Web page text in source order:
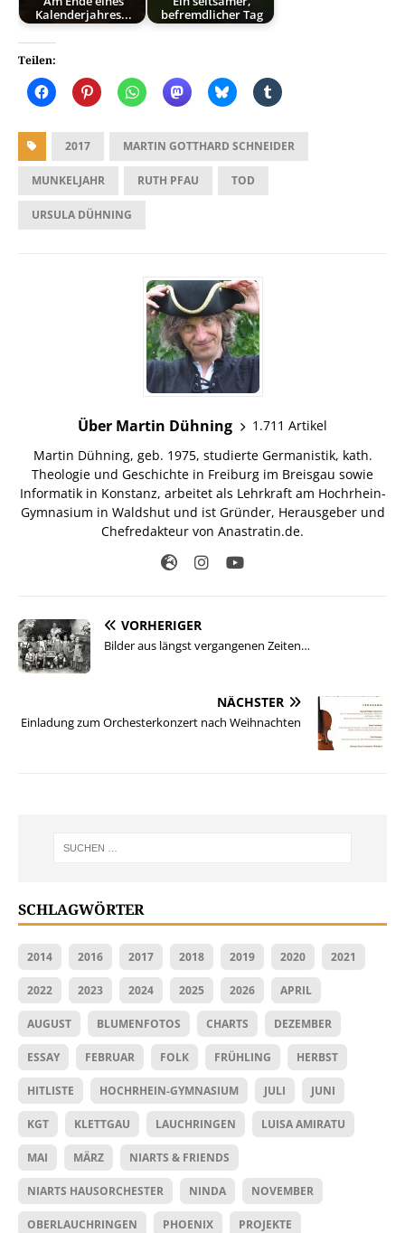
Kalenderjahres...
befremdlicher Tag
Teilen:
2017 MARTIN GOTTHARD SCHNEIDER
MUNKELJAHR RUTH PFAU TOD
URSULA DÜHNING
Über Martin Dühning
1.711 Artikel
Martin Dühning, geb. 1975, studierte Germanistik, kath.
Theologie und Geschichte in Freiburg im Breisgau sowie
Informatik in Konstanz, arbeitet als Lehrkraft am Hochrhein-
Gymnasium in Waldshut und ist Gründer, Herausgeber und
Chefredakteur von Anastratin.de.
VORHERIGER
Bilder aus längst vergangenen Zeiten…
NÄCHSTER
Einladung zum Orchesterkonzert nach Weihnachten
SCHLAGWÖRTER
2014 2016 2017 2018 2019 2020 2021
2022 2023 2024 2025 2026 APRIL
AUGUST BLUMENFOTOS CHARTS DEZEMBER
ESSAY FEBRUAR FOLK FRÜHLING HERBST
HITLISTE HOCHRHEIN-GYMNASIUM JULI JUNI
KGT KLETTGAU LAUCHRINGEN LUISA AMIRATU
MAI MÄRZ NIARTS & FRIENDS
NIARTS HAUSORCHESTER NINDA NOVEMBER
OBERLAUCHRINGEN PHOENIX PROJEKTE